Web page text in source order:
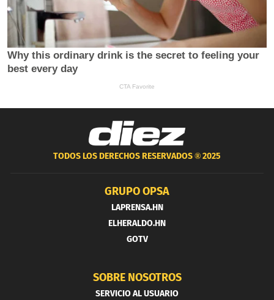
TODOS LOS DERECHOS RESERVADOS ®2025
GRUPO OPSA
LAPRENSA.HN
ELHERALDO.HN
GOTV
SOBRE NOSOTROS
SERVICIO AL USUARIO